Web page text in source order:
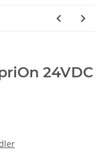
24VDC